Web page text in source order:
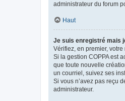
administrateur du forum
Haut
Je suis enregistré mais
Vérifiez, en premier, votre
Si la gestion COPPA est
que toute nouvelle
un courriel, suivez ses
Si vous n’avez pas reçu
administrateur.